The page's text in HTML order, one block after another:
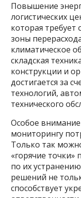
Повышение
логистических
которая требует
зоны
климатическое
складская
конструкции и
достигается за
технологий,
технического
Особое
мониторингу
Только так
«горячие точки»
по их
решений не
способствует